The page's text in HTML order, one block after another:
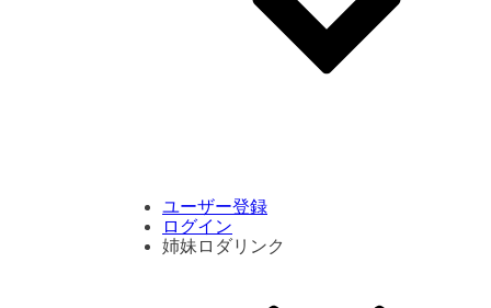
ユーザー登録
ログイン
姉妹ロダリンク